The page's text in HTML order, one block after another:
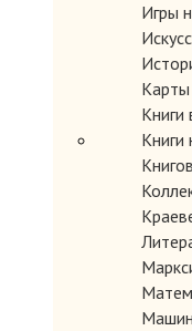
Игры
Карты
Книги
Книги